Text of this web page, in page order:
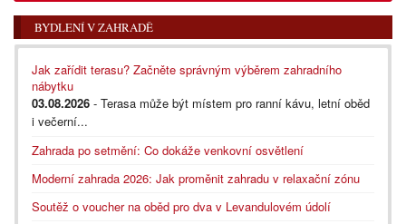
BYDLENÍ V ZAHRADĚ
Jak zařídit terasu? Začněte správným výběrem zahradního
nábytku
03.08.2026 - Terasa může být místem pro ranní kávu, letní oběd
i večerní...
Zahrada po setmění: Co dokáže venkovní osvětlení
Moderní zahrada 2026: Jak proměnit zahradu v relaxační zónu
Soutěž o voucher na oběd pro dva v Levandulovém údolí